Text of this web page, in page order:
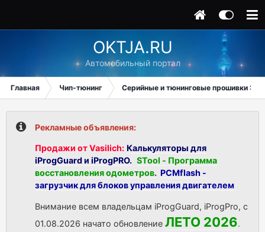
OKTJA.RU
Автомобильный портал
Главная Чип-тюнинг Серийные и тюнинговые прошивки ЭБУ
Рекламные объявления:
Продажи от Vasilich: Калькуляторы для
iProgGuard и iProgPRO. STool - Программа
восстановления одометров. PCMflash -
загрузчик для блоков управления двигателем
Внимание всем владельцам iProgGuard, iProgPro, с
01.08.2026 начато обновление ЛЕТО 2026.